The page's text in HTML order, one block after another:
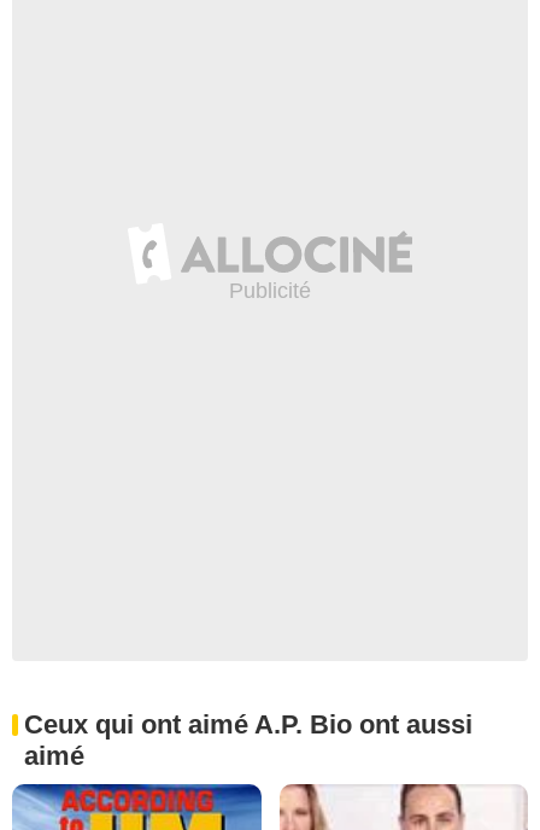
Ceux qui ont aimé A.P. Bio ont aussi
aimé